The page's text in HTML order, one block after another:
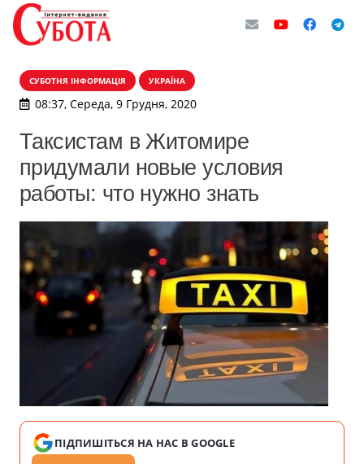
СУБОТНЯ ІНФОРМАЦІЯ УКРАЇНА
08:37, Середа, 9 Грудня, 2020
Таксистам в Житомире
придумали новые условия
работы: что нужно знать
ПІДПИШІТЬСЯ НА НАС В GOOGLE